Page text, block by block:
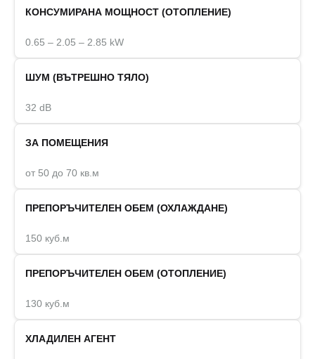
КОНСУМИРАНА МОЩНОСТ (ОТОПЛЕНИЕ)
0.65 – 2.05 – 2.85 kW
ШУМ (ВЪТРЕШНО ТЯЛО)
32 dB
ЗА ПОМЕЩЕНИЯ
от 50 до 70 кв.м
ПРЕПОРЪЧИТЕЛЕН ОБЕМ (ОХЛАЖДАНЕ)
150 куб.м
ПРЕПОРЪЧИТЕЛЕН ОБЕМ (ОТОПЛЕНИЕ)
130 куб.м
ХЛАДИЛЕН АГЕНТ